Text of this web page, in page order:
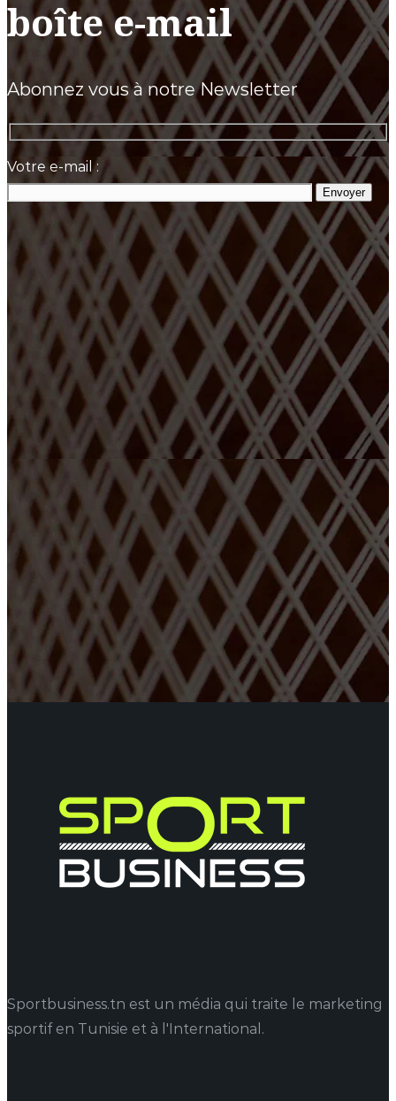
boîte e-mail
Abonnez vous à notre Newsletter
Votre e-mail :
Sportbusiness.tn est un média qui traite le marketing
sportif en Tunisie et à l'International.